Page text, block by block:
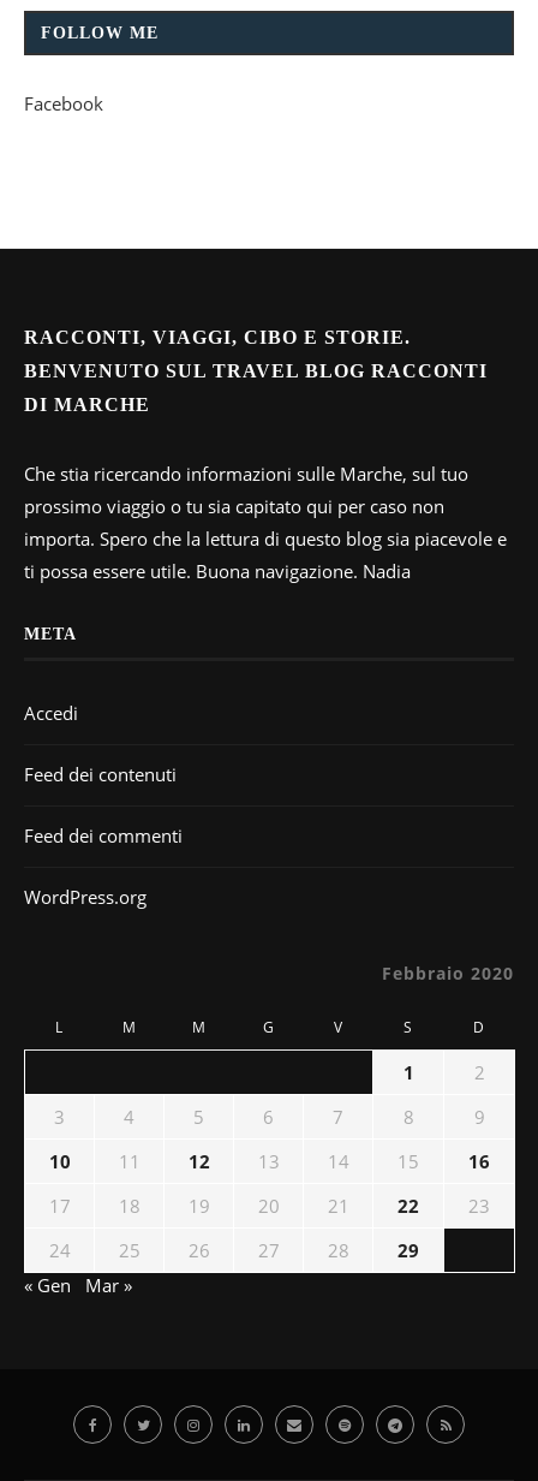
FOLLOW ME
Facebook
RACCONTI, VIAGGI, CIBO E STORIE.
BENVENUTO SUL TRAVEL BLOG RACCONTI
DI MARCHE
Che stia ricercando informazioni sulle Marche, sul tuo
prossimo viaggio o tu sia capitato qui per caso non
importa. Spero che la lettura di questo blog sia piacevole e
ti possa essere utile. Buona navigazione. Nadia
META
Accedi
Feed dei contenuti
Feed dei commenti
WordPress.org
Febbraio 2020
L M M G V S D
1
2
3
4 5 6 7 8
9
10
11 12 13 14 15
16
17
18 19 20 21 22
23
24
25 26 27 28
29
« Gen
Mar »